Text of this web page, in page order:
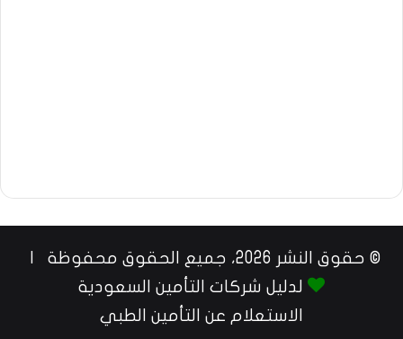
© حقوق النشر 2026، جميع الحقوق محفوظة |
لدليل شركات التأمين السعودية
الاستعلام عن التأمين الطبي